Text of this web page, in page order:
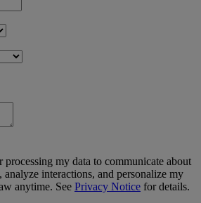
my data to communicate about
analyze interactions, and personalize my
anytime. See Privacy Notice for details.